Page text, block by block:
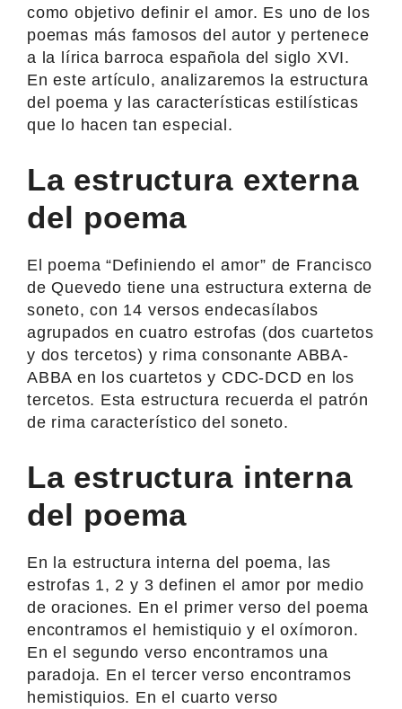
como objetivo definir el amor. Es uno de los
poemas más famosos del autor y pertenece
a la lírica barroca española del siglo XVI.
En este artículo, analizaremos la estructura
del poema y las características estilísticas
que lo hacen tan especial.
La estructura externa
del poema
El poema “Definiendo el amor” de Francisco
de Quevedo tiene una estructura externa de
soneto, con 14 versos endecasílabos
agrupados en cuatro estrofas (dos cuartetos
y dos tercetos) y rima consonante ABBA-
ABBA en los cuartetos y CDC-DCD en los
tercetos. Esta estructura recuerda el patrón
de rima característico del soneto.
La estructura interna
del poema
En la estructura interna del poema, las
estrofas 1, 2 y 3 definen el amor por medio
de oraciones. En el primer verso del poema
encontramos el hemistiquio y el oxímoron.
En el segundo verso encontramos una
paradoja. En el tercer verso encontramos
hemistiquios. En el cuarto verso